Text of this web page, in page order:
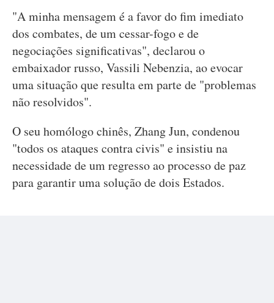
"A minha mensagem é a favor do fim imediato
dos combates, de um cessar-fogo e de
negociações significativas", declarou o
embaixador russo, Vassili Nebenzia, ao evocar
uma situação que resulta em parte de "problemas
não resolvidos".
O seu homólogo chinês, Zhang Jun, condenou
"todos os ataques contra civis" e insistiu na
necessidade de um regresso ao processo de paz
para garantir uma solução de dois Estados.